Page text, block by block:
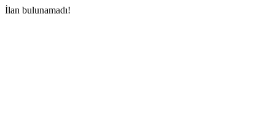
İlan bulunamadı!